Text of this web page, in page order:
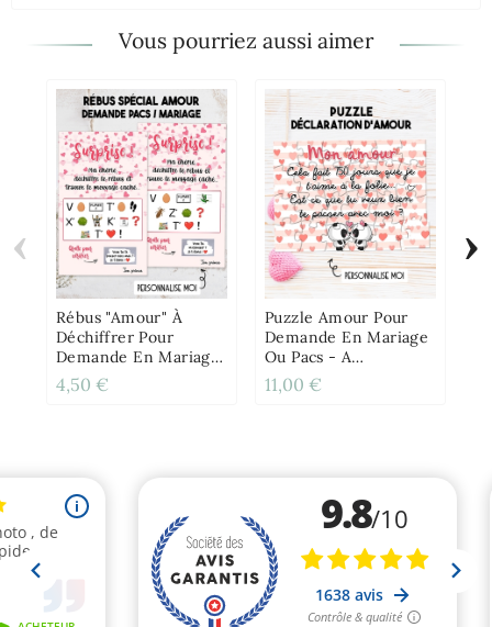
Vous pourriez aussi aimer
Rébus "Amour" À
Déchiffrer Pour
Demande En Mariage
Ou Pacs
4,50 €
Puzzle Amour Pour
Demande En Mariage
Ou Pacs - A
Personnaliser
11,00 €
‹ ›